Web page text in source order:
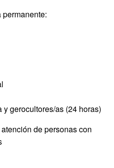
gerocultores/as (24 horas)
de personas con